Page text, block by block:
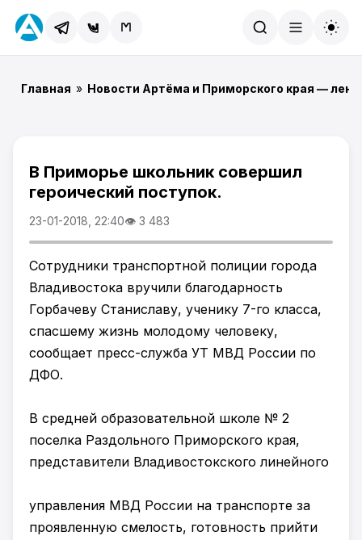
Главная » Новости Артёма и Приморского края —
В Приморье школьник совершил
героический поступок.
23-01-2018, 22:40👁 3 483
Сотрудники транспортной полиции города
Владивостока вручили благодарность
Горбачеву Станиславу, ученику 7-го класса,
спасшему жизнь молодому человеку,
сообщает пресс-служба УТ МВД России по
ДФО.
В средней образовательной школе № 2
поселка Раздольного Приморского края,
представители Владивостокского линейного
управления МВД России на транспорте за
проявленную смелость, готовность прийти